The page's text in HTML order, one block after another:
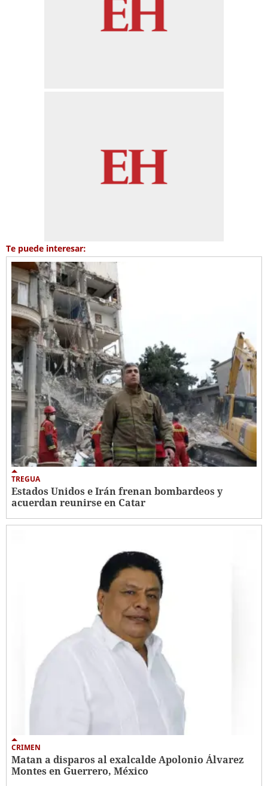
Te puede interesar:
TREGUA
Estados Unidos e Irán frenan bombardeos y
acuerdan reunirse en Catar
CRIMEN
Matan a disparos al exalcalde Apolonio Álvarez
Montes en Guerrero, México